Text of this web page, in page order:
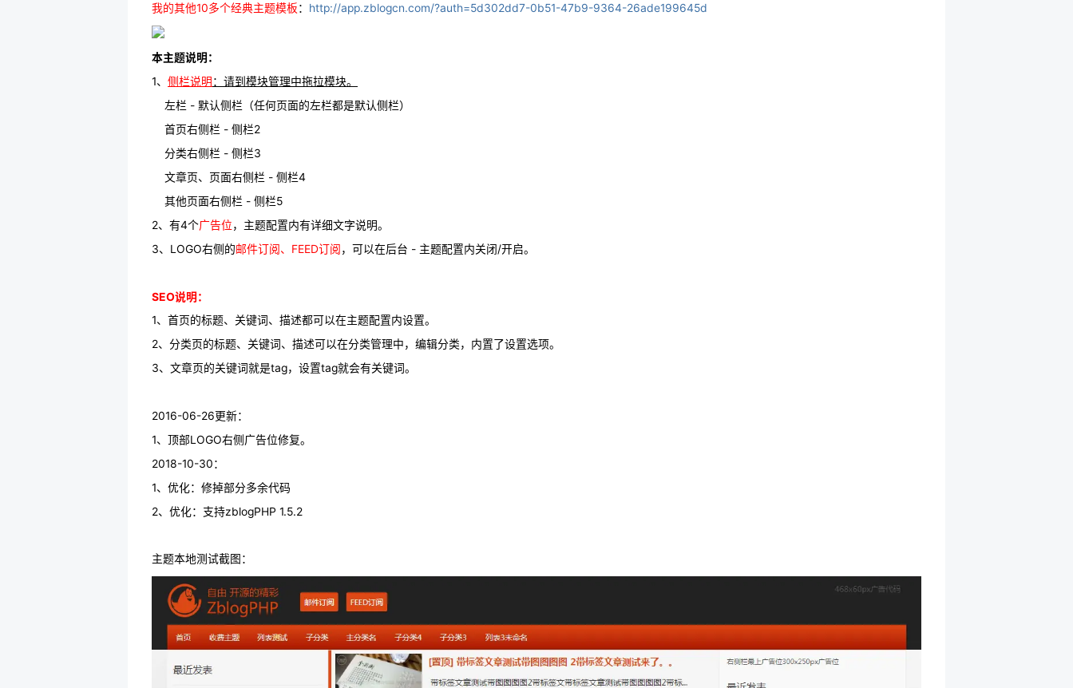
我的其他10多个经典主题模板： http://app.zblogcn.com/?auth=5d302dd7-0b51-47b9-9364-26ade199645d
本主题说明：
1、 侧栏说明 ：请到模块管理中拖拉模块。
左栏 - 默认侧栏（任何页面的左栏都是默认侧栏）
首页右侧栏 - 侧栏2
分类右侧栏 - 侧栏3
文章页、页面右侧栏 - 侧栏4
其他页面右侧栏 - 侧栏5
2、有4个广告位，主题配置内有详细文字说明。
3、LOGO右侧的邮件订阅、FEED订阅 ，可以在后台 - 主题配置内关闭/开启。
SEO说明：
1、首页的标题、关键词、描述都可以在主题配置内设置。
2、分类页的标题、关键词、描述可以在分类管理中，编辑分类，内置了设置选项。
3、文章页的关键词就是tag，设置tag就会有关键词。
2016-06-26更新：
1、顶部LOGO右侧广告位修复。
2018-10-30：
1、优化：修掉部分多余代码
2、优化：支持zblogPHP 1.5.2
主题本地测试截图：